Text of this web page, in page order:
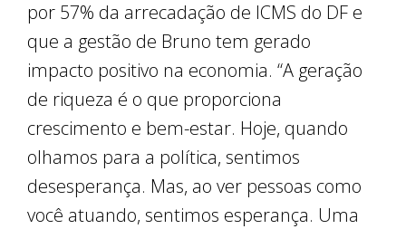
por 57% da arrecadação de ICMS do DF e
que a gestão de Bruno tem gerado
impacto positivo na economia. “A geração
de riqueza é o que proporciona
crescimento e bem-estar. Hoje, quando
olhamos para a política, sentimos
desesperança. Mas, ao ver pessoas como
você atuando, sentimos esperança. Uma